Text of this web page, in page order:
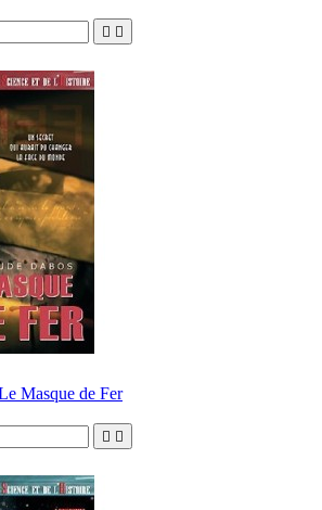
 
Masque de Fer
 